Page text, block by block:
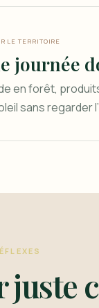
LE TERRITOIRE
journée
en forêt,
sans regarder
juste